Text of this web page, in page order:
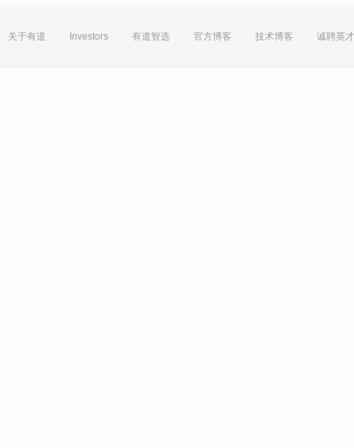
关于有道 Investors 有道智选 官方博客 技术博客 诚聘英才